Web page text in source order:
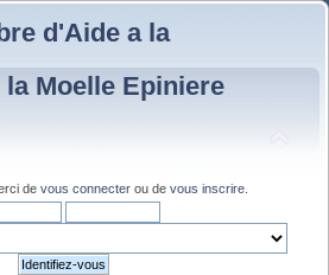
d'Aide a la
Moelle Epiniere
de vous connecter ou de vous inscrire